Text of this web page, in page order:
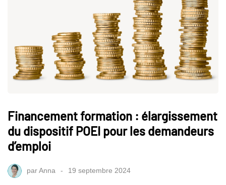
Financement formation : élargissement
du dispositif POEI pour les demandeurs
d’emploi
parAnna 19 septembre 2024